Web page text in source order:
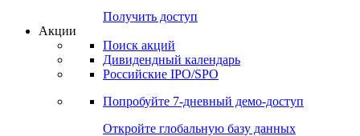
Получить доступ
Акции
Поиск акций
Дивидендный календарь
Российские IPO/SPO
Попробуйте 7-дневный демо-доступ
Откройте глобальную базу данных